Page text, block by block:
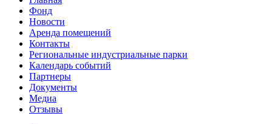
Фонд
Новости
Аренда помещений
Контакты
Региональные индустриальные парки
Календарь событий
Партнеры
Документы
Медиа
Отзывы